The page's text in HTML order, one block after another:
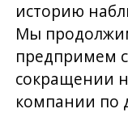
историю
Мы
предпримем
сокращении
компании по